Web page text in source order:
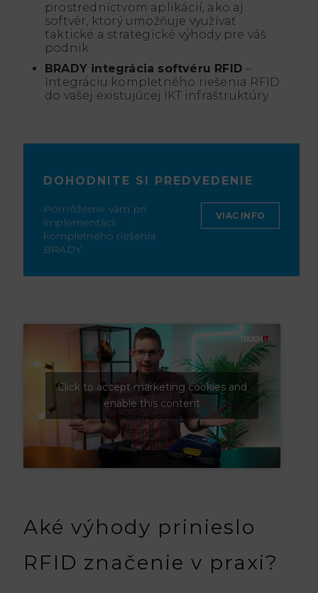
prostredníctvom aplikácií, ako aj
softvér, ktorý umožňuje využívať
taktické a strategické výhody pre váš
podnik.
BRADY integrácia softvéru RFID –
Integráciu kompletného riešenia RFID
do vašej existujúcej IKT infraštruktúry.
DOHODNITE SI PREDVEDENIE
Pomôžeme vám pri
implementácii
kompletného riešenia
BRADY
VIAC INFO
Click to accept marketing cookies and
enable this content
Aké výhody prinieslo
RFID značenie v praxi?